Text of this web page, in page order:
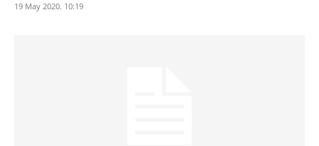
19 May 2020. 10:19